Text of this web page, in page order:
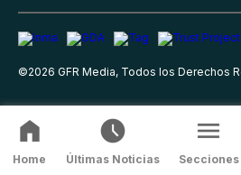
©2026 GFR Media, Todos los Derechos
Home Últimas Noticias Secciones